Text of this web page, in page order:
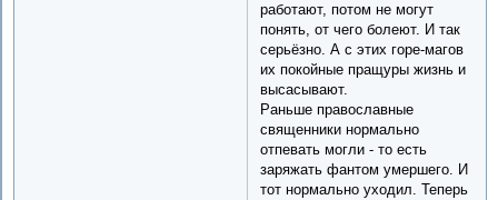
работают, потом не могут
понять, от чего болеют. И так
серьёзно. А с этих горе-магов
их покойные пращуры жизнь и
высасывают.
Раньше православные
священники нормально
отпевать могли - то есть
заряжать фантом умершего. И
тот нормально уходил. Теперь